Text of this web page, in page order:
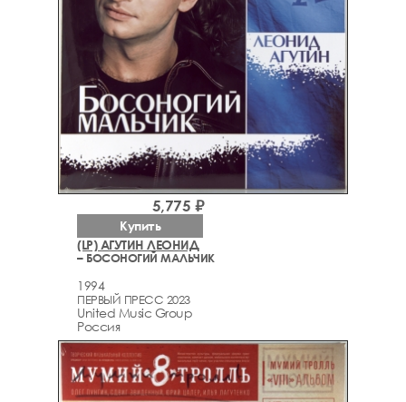
(LP) АГУТИН ЛЕОНИД
– БОСОНОГИЙ МАЛЬЧИК
1994
ПЕРВЫЙ ПРЕСС 2023
United Music Group
Россия
5,775 ₽
Купить